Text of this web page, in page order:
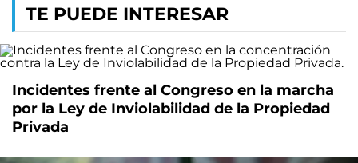
TE PUEDE INTERESAR
Incidentes frente al Congreso en la marcha
por la Ley de Inviolabilidad de la Propiedad
Privada